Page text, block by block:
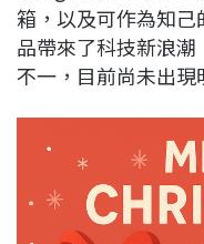
k
箱，以及可作為知
品帶來了科技新浪
不一，目前尚未出現